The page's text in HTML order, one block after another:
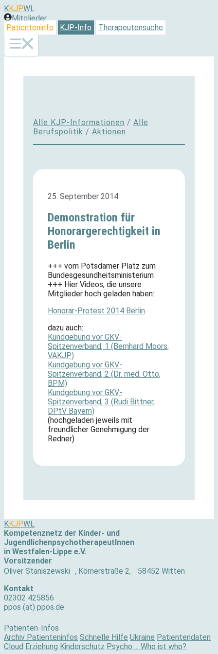
Zum
Inhalt
springen
KKJPWL
Mitglieder
Patienteninfo
KJP-Info Therapeutensuche
Alle KJP-Informationen / Alle
Berufspolitik / Aktionen
25. September 2014
Demonstration für
Honorargerechtigkeit in
Berlin
+++ vom Potsdamer Platz zum
Bundesgesundheitsministerium
+++ Hier Videos, die unsere
Mitglieder hoch geladen haben:
Honorar-Protest 2014 Berlin
dazu auch:
Kundgebung vor GKV-
Spitzenverband, 1 (Bernhard Moors,
VAKJP)
Kundgebung vor GKV-
Spitzenverband, 2 (Dr. med. Otto,
BPM)
Kundgebung vor GKV-
Spitzenverband, 3 (Rudi Bittner,
DPtV Bayern)
(hochgeladen jeweils mit
freundlicher Genehmigung der
Redner)
KKJPWL
Kompetenznetz der Kinder- und
JugendlichenpsychotherapeutInnen
in Westfalen-Lippe e.V.
Vorsitzender
Oliver Staniszewski , Körnerstraße 2, 58452 Witten
Kontakt
02302 425856
ppos (at) ppos.de
Patienten-Infos
Archiv Patienteninfos Schnelle Hilfe Ukraine Patientendaten
Cloud Erziehung Kinderschutz Psycho ... Who ist who?